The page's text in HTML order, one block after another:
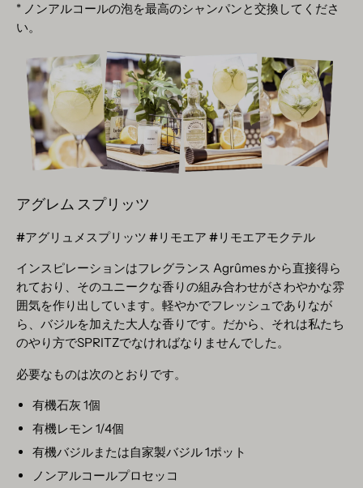
* ノンアルコールの泡を最高のシャンパンと交換してくださ
い。
アグレム スプリッツ
#アグリュメスプリッツ #リモエア #リモエアモクテル
インスピレーションはフレグランス Agrûmes から直接得ら
れており、そのユニークな香りの組み合わせがさわやかな雰
囲気を作り出しています。軽やかでフレッシュでありなが
ら、バジルを加えた大人な香りです。だから、それは私たち
のやり方でSPRITZでなければなりませんでした。
必要なものは次のとおりです。
有機石灰 1個
有機レモン 1/4個
有機バジルまたは自家製バジル 1ポット
ノンアルコールプロセッコ